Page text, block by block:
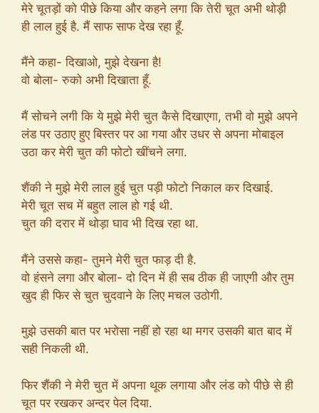
मेरे चूतड़ों को पीछे किया और कहने लगा कि तेरी चूत अभी थोड़ी
ही लाल हुई है. मैं साफ साफ देख रहा हूँ.
मैंने कहा- दिखाओ, मुझे देखना है!
वो बोला- रुको अभी दिखाता हूँ.
मैं सोचने लगी कि ये मुझे मेरी चुत कैसे दिखाएगा, तभी वो मुझे अपने
लंड पर उठाए हुए बिस्तर पर आ गया और उधर से अपना मोबाइल
उठा कर मेरी चुत की फोटो खींचने लगा.
शैंकी ने मुझे मेरी लाल हुई चुत पड़ी फोटो निकाल कर दिखाई.
मेरी चूत सच में बहुत लाल हो गई थी.
चुत की दरार में थोड़ा घाव भी दिख रहा था.
मैंने उससे कहा- तुमने मेरी चुत फाड़ दी है.
वो हंसने लगा और बोला- दो दिन में ही सब ठीक ही जाएगी और तुम
खुद ही फिर से चुत चुदवाने के लिए मचल उठोगी.
मुझे उसकी बात पर भरोसा नहीं हो रहा था मगर उसकी बात बाद में
सही निकली थी.
फिर शैंकी ने मेरी चुत में अपना थूक लगाया और लंड को पीछे से ही
चूत पर रखकर अन्दर पेल दिया.